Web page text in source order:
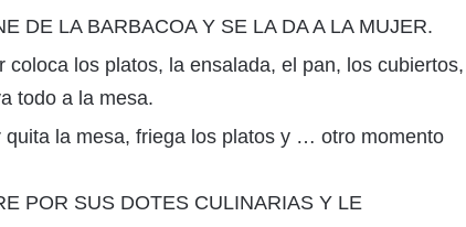
DE LA BARBACOA Y SE LA DA A LA MUJER.
coloca los platos, la ensalada, el pan, los cubiertos,
todo a la mesa.
quita la mesa, friega los platos y … otro momento
POR SUS DOTES CULINARIAS Y LE